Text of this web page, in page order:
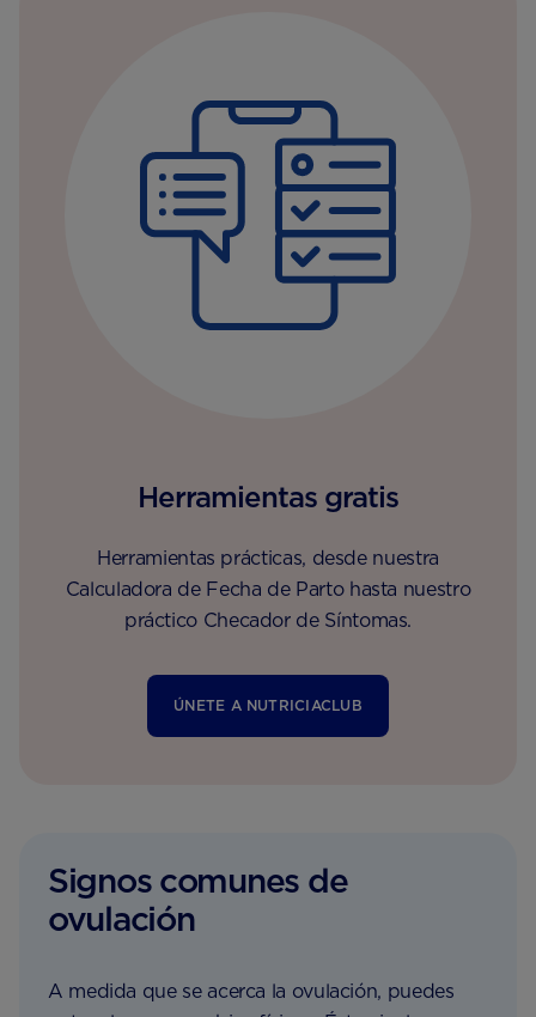
Herramientas gratis
Herramientas prácticas, desde nuestra
Calculadora de Fecha de Parto hasta nuestro
práctico Checador de Síntomas.
ÚNETE A NUTRICIACLUB
Signos comunes de
ovulación
A medida que se acerca la ovulación, puedes